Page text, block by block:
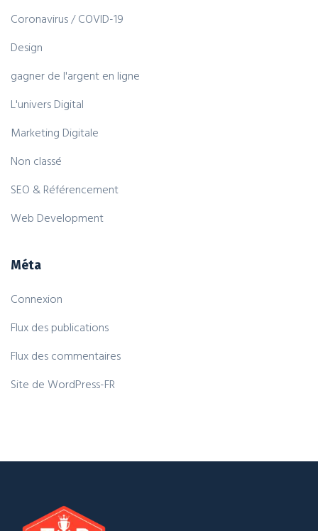
Coronavirus / COVID-19
Design
gagner de l'argent en ligne
L'univers Digital
Marketing Digitale
Non classé
SEO & Référencement
Web Development
Méta
Connexion
Flux des publications
Flux des commentaires
Site de WordPress-FR